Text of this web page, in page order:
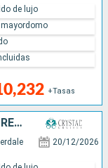
+Tasas
de lujo
mayordomo
ANTIGUA Y BARBUDA, PUERTO RICO, REPÚBLICA DOMINICANA, ESTADOS UNIDOS, MÉXICO, BELICE, HONDURAS, ISLAS CAIMÁN, JAMAICA, BAHAMAS
20/12/2026